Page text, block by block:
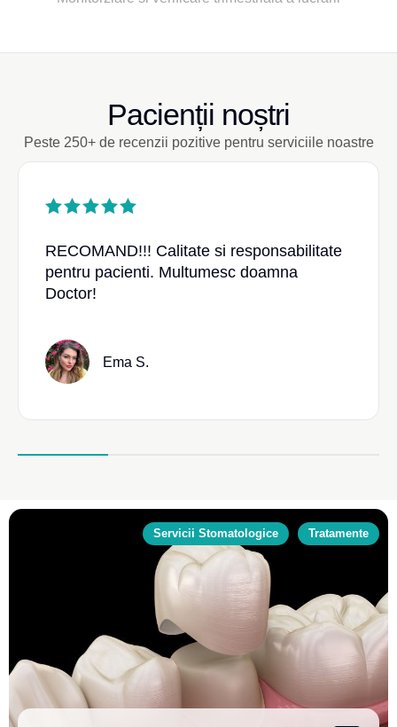
Pacienții noștri
Peste 250+ de recenzii pozitive pentru serviciile noastre
RECOMAND!!! Calitate si responsabilitate
pentru pacienti. Multumesc doamna
Doctor!
Ema S.
Servicii Stomatologice Tratamente